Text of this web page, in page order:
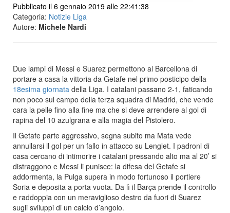
Pubblicato il 6 gennaio 2019 alle 22:41:38
Categoria: Notizie Liga
Autore: Michele Nardi
Due lampi di Messi e Suarez permettono al Barcellona di
portare a casa la vittoria da Getafe nel primo posticipo della
18esima giornata della Liga. I catalani passano 2-1, faticando
non poco sul campo della terza squadra di Madrid, che vende
cara la pelle fino alla fine ma che si deve arrendere al gol di
rapina del 10 azulgrana e alla magia del Pistolero.
Il Getafe parte aggressivo, segna subito ma Mata vede
annullarsi il gol per un fallo in attacco su Lenglet. I padroni di
casa cercano di intimorire i catalani pressando alto ma al 20’ si
distraggono e Messi li punisce: la difesa del Getafe si
addormenta, la Pulga supera in modo fortunoso il portiere
Soria e deposita a porta vuota. Da lì il Barça prende il controllo
e raddoppia con un meraviglioso destro da fuori di Suarez
sugli sviluppi di un calcio d’angolo.